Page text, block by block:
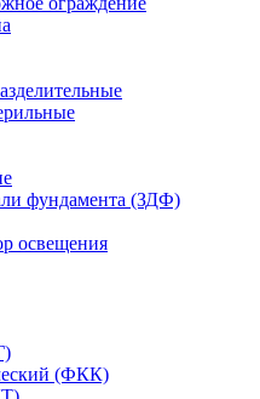
фундамента (ЗДФ)
освещения
(ФКК)